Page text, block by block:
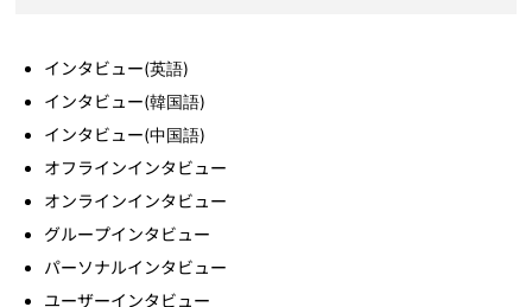
インタビュー(英語)
インタビュー(韓国語)
インタビュー(中国語)
オフラインインタビュー
オンラインインタビュー
グループインタビュー
パーソナルインタビュー
ユーザーインタビュー